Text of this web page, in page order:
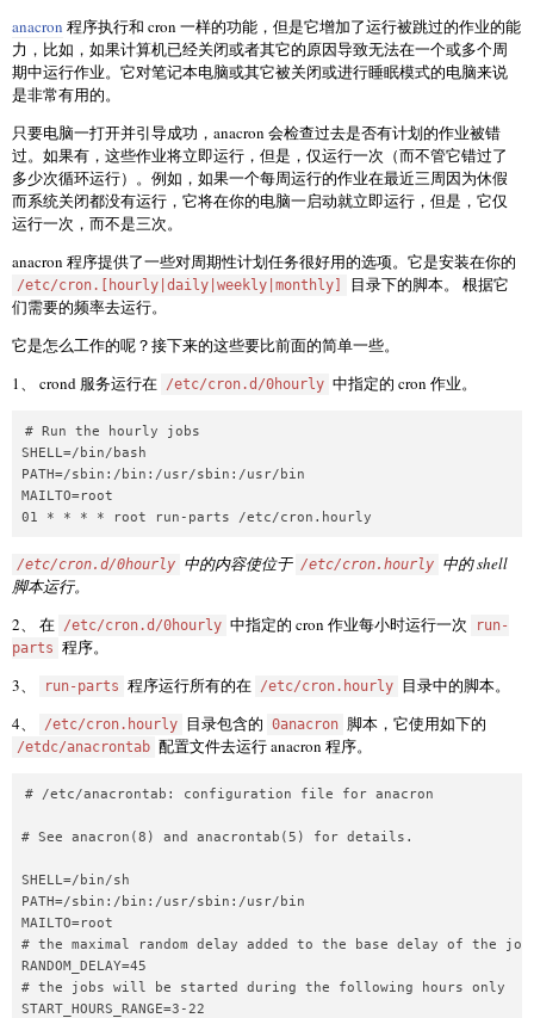
anacron 程序执行和 cron 一样的功能，但是它增加了运行被跳过的作业的能
力，比如，如果计算机已经关闭或者其它的原因导致无法在一个或多个周
期中运行作业。它对笔记本电脑或其它被关闭或进行睡眠模式的电脑来说
是非常有用的。
只要电脑一打开并引导成功，anacron 会检查过去是否有计划的作业被错
过。如果有，这些作业将立即运行，但是，仅运行一次（而不管它错过了
多少次循环运行）。例如，如果一个每周运行的作业在最近三周因为休假
而系统关闭都没有运行，它将在你的电脑一启动就立即运行，但是，它仅
运行一次，而不是三次。
anacron 程序提供了一些对周期性计划任务很好用的选项。它是安装在你的
/etc/cron.[hourly|daily|weekly|monthly]
目录下的脚本。 根据它
们需要的频率去运行。
它是怎么工作的呢？接下来的这些要比前面的简单一些。
1、 crond 服务运行在 /etc/cron.d/0hourly 中指定的 cron 作业。
# Run the hourly jobs
SHELL=/bin/bash
PATH=/sbin:/bin:/usr/sbin:/usr/bin
MAILTO=root
/etc/cron.d/0hourly 中的内容使位于 /etc/cron.hourly 中的 shell
脚本运行。
2、 在 /etc/cron.d/0hourly 中指定的 cron 作业每小时运行一次
run-
parts 程序。
3、
run-parts 程序运行所有的在 /etc/cron.hourly 目录中的脚本。
4、
/etc/cron.hourly 目录包含的 0anacron 脚本，它使用如下的
/etdc/anacrontab 配置文件去运行 anacron 程序。
# /etc/anacrontab: configuration file for anacron
# See anacron(8) and anacrontab(5) for details.
SHELL=/bin/sh
PATH=/sbin:/bin:/usr/sbin:/usr/bin
MAILTO=root
# the maximal random delay added to the base delay of the
RANDOM_DELAY=45
# the jobs will be started during the following hours only
START_HOURS_RANGE=3-22